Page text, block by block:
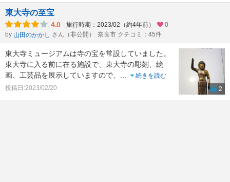
東大寺の至宝
4.0 旅行時期：2023/02（約4年前）
0
by 山田のかかし さん（非公開） 奈良市 クチコミ：45件
東大寺ミュージアムは寺の宝を常設していました。
東大寺に入る前に在る施設で、東大寺の彫刻、絵
画、工芸品を展示していますので、
続きを読む
投稿日:2023/02/20
2